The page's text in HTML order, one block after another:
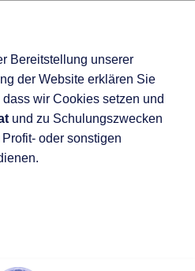
Bereitstellung unserer
der Website erklären Sie
wir Cookies setzen und
und zu Schulungszwecken
Profit- oder sonstigen